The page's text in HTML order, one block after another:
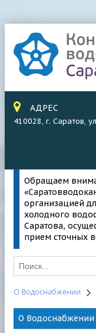
АДРЕС
410028, г. Саратов,
Обращаем
организацией
холодного
Саратова,
прием сточных
О
О Водоснабжении
О Водоснабжении